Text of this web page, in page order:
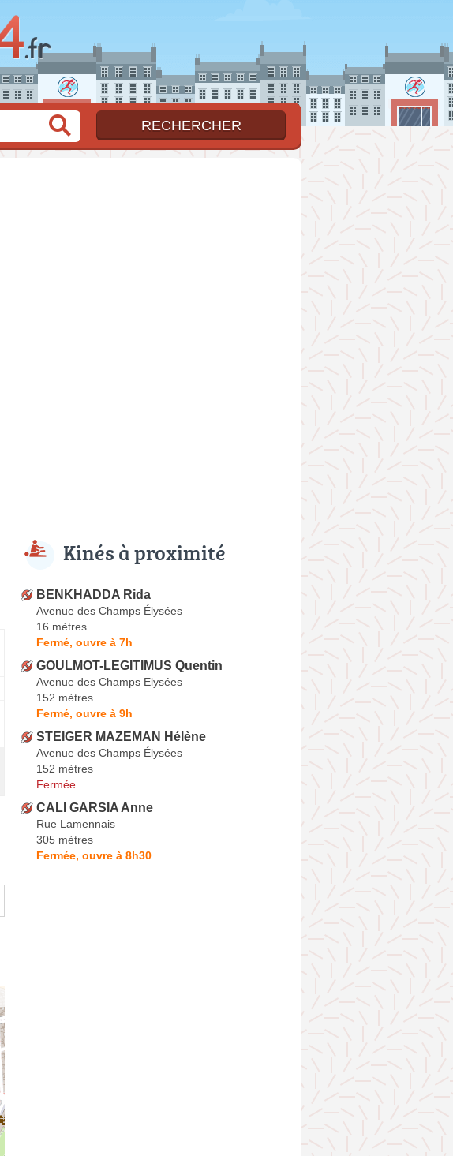
Kinés à proximité
BENKHADDA Rida
Avenue des Champs Élysées
16 mètres
Fermé, ouvre à 7h
GOULMOT-LEGITIMUS Quentin
Avenue des Champs Elysées
152 mètres
Fermé, ouvre à 9h
STEIGER MAZEMAN Hélène
Avenue des Champs Élysées
152 mètres
Fermée
CALI GARSIA Anne
Rue Lamennais
305 mètres
Fermée, ouvre à 8h30